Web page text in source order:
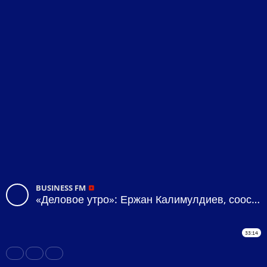
BUSINESS FM
«Деловое утро»: Ержан Калимулдиев, сооснователь и гендиректор компании «Teplostil»
33:14
Share